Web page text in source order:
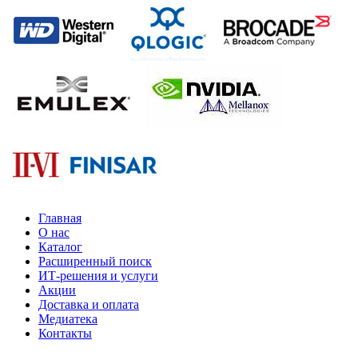
Главная
О нас
Каталог
Расширенный поиск
ИТ-решения и услуги
Акции
Доставка и оплата
Медиатека
Контакты